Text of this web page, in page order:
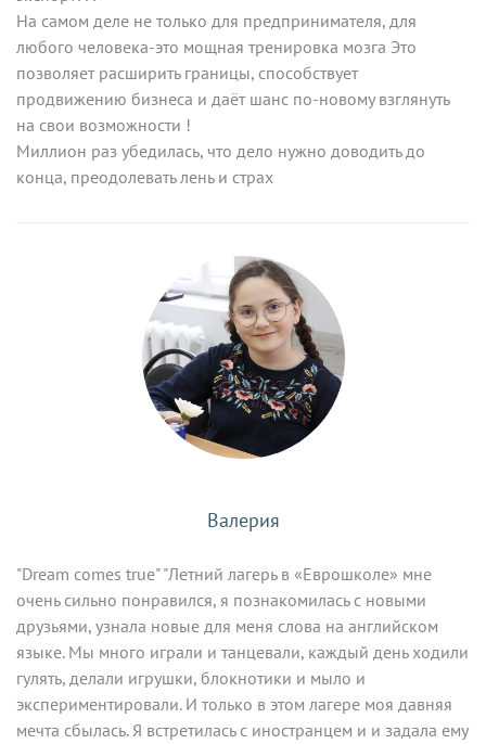
На самом деле не только для предпринимателя, для
любого человека-это мощная тренировка мозга Это
позволяет расширить границы, способствует
продвижению бизнеса и даёт шанс по-новому взглянуть
на свои возможности !
Миллион раз убедилась, что дело нужно доводить до
конца, преодолевать лень и страх
Валерия
"Dream comes true" "Летний лагерь в «Еврошколе» мне
очень сильно понравился, я познакомилась с новыми
друзьями, узнала новые для меня слова на английском
языке. Мы много играли и танцевали, каждый день ходили
гулять, делали игрушки, блокнотики и мыло и
экспериментировали. И только в этом лагере моя давняя
мечта сбылась. Я встретилась с иностранцем и и задала ему